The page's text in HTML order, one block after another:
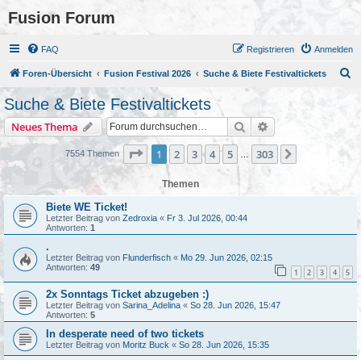
Fusion Forum
FAQ Anmelden
Registrieren
Foren-Übersicht Fusion Festival 2026 Suche & Biete Festivaltickets
Suche & Biete Festivaltickets
Neues Thema Suche
7554 Themen Seite 1von 303
1 2 3 4 5 303
Themen
Biete WE Ticket!
Letzter Beitrag von Zedroxia « Fr 3. Jul 2026, 00:44
Antworten: 1
.
Letzter Beitrag von Flunderfisch « Mo 29. Jun 2026, 02:15
Antworten: 49 1 2 3 4 5
2x Sonntags Ticket abzugeben :)
Letzter Beitrag von Sarina_Adelina « So 28. Jun 2026, 15:47
Antworten: 5
In desperate need of two tickets
Letzter Beitrag von Moritz Buck « So 28. Jun 2026, 15:35